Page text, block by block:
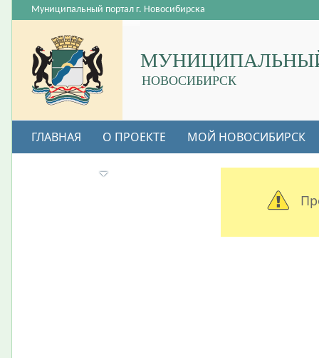
НОВОСИБИРСК
Муниципальный портал г. Новосибирска
ГЛАВНАЯ О ПРОЕКТЕ МОЙ НОВОСИБИРСК